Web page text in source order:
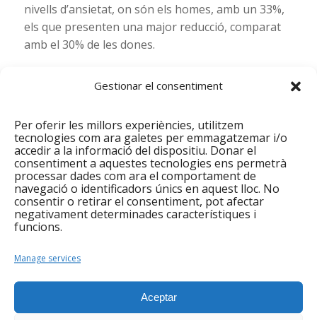
Gestionar el consentiment
Per oferir les millors experiències, utilitzem
tecnologies com ara galetes per emmagatzemar i/o
accedir a la informació del dispositiu. Donar el
consentiment a aquestes tecnologies ens permetrà
processar dades com ara el comportament de
navegació o identificadors únics en aquest lloc. No
consentir o retirar el consentiment, pot afectar
negativament determinades característiques i
funcions.
Manage services
Aceptar
nivells d’ansietat, on són els homes, amb un 33%,
els que presenten una major reducció, comparat
amb el 30% de les dones.
Avaluació de la Diputació de Barcelona
Programes Socials i s’ha realitzat sobre una
mostra de 748 persones que han participat en les
edicions 2019 i 2020.
Sessió d’autocura i massatge a la Fundació